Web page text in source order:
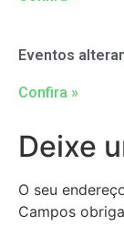
Eventos
Confira »
Deixe
O seu
Campos